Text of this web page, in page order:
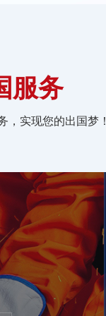
服务
，实现您的出国梦！